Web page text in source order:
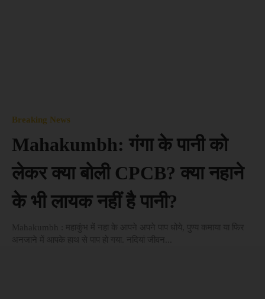
Breaking News
Mahakumbh: गंगा के पानी को
लेकर क्या बोली CPCB? क्या नहाने
के भी लायक नहीं है पानी?